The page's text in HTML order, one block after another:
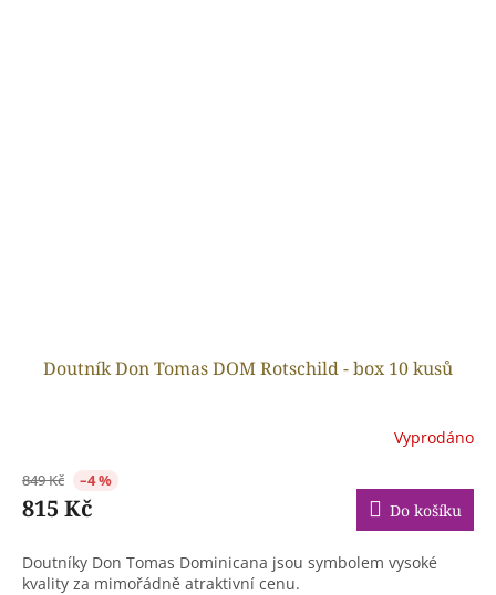
Doutník Don Tomas DOM Rotschild - box 10 kusů
Vyprodáno
849 Kč –4 %
815 Kč Do košíku
Doutníky Don Tomas Dominicana jsou symbolem vysoké
kvality za mimořádně atraktivní cenu.